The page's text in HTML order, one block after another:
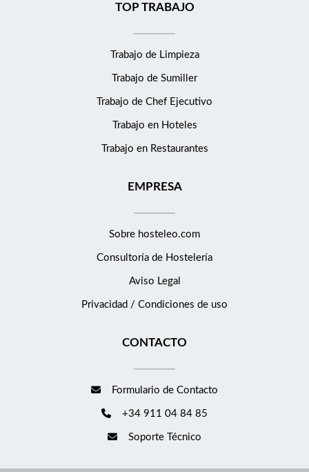
TOP TRABAJO
Trabajo de Limpieza
Trabajo de Sumiller
Trabajo de Chef Ejecutivo
Trabajo en Hoteles
Trabajo en Restaurantes
EMPRESA
Sobre hosteleo.com
Consultoría de Hostelería
Aviso Legal
Privacidad / Condiciones de uso
CONTACTO
Formulario de Contacto
+34 911 04 84 85
Soporte Técnico